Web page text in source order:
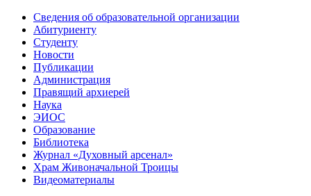
Сведения об образовательной организации
Абитуриенту
Студенту
Новости
Публикации
Администрация
Правящий архиерей
Наука
ЭИОС
Образование
Библиотека
Журнал «Духовный арсенал»
Храм Живоначальной Троицы
Видеоматериалы